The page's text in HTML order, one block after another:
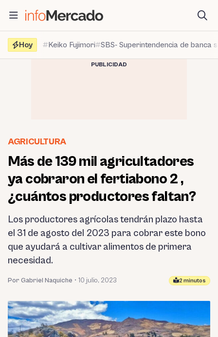
contenido
Hoy
Keiko Fujimori SBS- Superintendencia de banca
PUBLICIDAD
AGRICULTURA
Más de 139 mil agricultadores
ya cobraron el fertiabono 2 ,
¿cuántos productores faltan?
Los productores agrícolas tendrán plazo hasta
el 31 de agosto del 2023 para cobrar este bono
que ayudará a cultivar alimentos de primera
necesidad.
Por Gabriel Naquiche • 10 julio, 2023 2 minutos